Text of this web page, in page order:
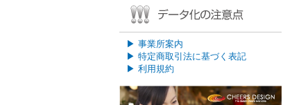
▶ 事業所案内
▶ 特定商取引法に基づく表記
▶ 利用規約